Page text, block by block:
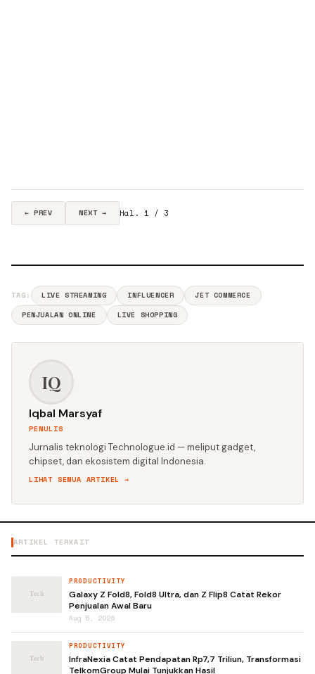
← PREV NEXT → Hal. 1 / 3
TAG: LIVE STREAMING INFLUENCER
JET COMMERCE
PENJUALAN ONLINE
LIVE SHOPPING
IQ
Iqbal Marsyaf
PENULIS
Jurnalis teknologi Technologue.id — meliput gadget,
chipset, dan ekosistem digital Indonesia.
LIHAT SEMUA ARTIKEL →
ARTIKEL TERKAIT
PRODUCTIVITY
Galaxy Z Fold8, Fold8 Ultra, dan Z Flip8 Catat Rekor
Penjualan Awal Baru
Aug 5, 2026
PRODUCTIVITY
InfraNexia Catat Pendapatan Rp7,7 Triliun, Transformasi
TelkomGroup Mulai Tunjukkan Hasil